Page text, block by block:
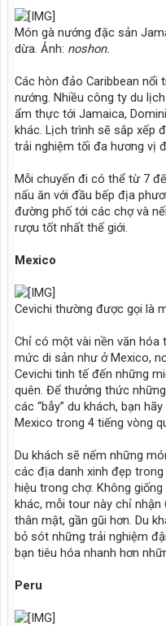
Món gà nướng đặc sản
dừa. Ảnh: noshon.
Các hòn đảo Caribbean nổi
nướng. Nhiều công ty du
ẩm thực tới Jamaica,
khác. Lịch trình sẽ sắp xếp
trải nghiệm tối đa hương vị
Mỗi chuyến đi có thể từ 7
nấu ăn với đầu bếp địa
đường phố tới các chợ và
rượu tốt nhất thế giới.
Mexico
Cevichi thường được gọi là
Chỉ có một vài nền văn
mức di sản như ở Mexico,
Cevichi tinh tế đến những
quên. Để thưởng thức
các “bẫy” du khách, bạn
Mexico trong 4 tiếng vòng
Du khách sẽ nếm những
các địa danh xinh đẹp
hiệu trong chợ. Không
khác, mỗi tour này chỉ
thân mật, gần gũi hơn. Du
bỏ sót những trải nghiệm
bạn tiêu hóa nhanh hơn
Peru